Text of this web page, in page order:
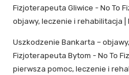
Fizjoterapeuta Gliwice - No To
objawy, leczenie i rehabilitacja
Uszkodzenie Bankarta –
Fizjoterapeuta Bytom - No To
pierwsza pomoc, leczenie i